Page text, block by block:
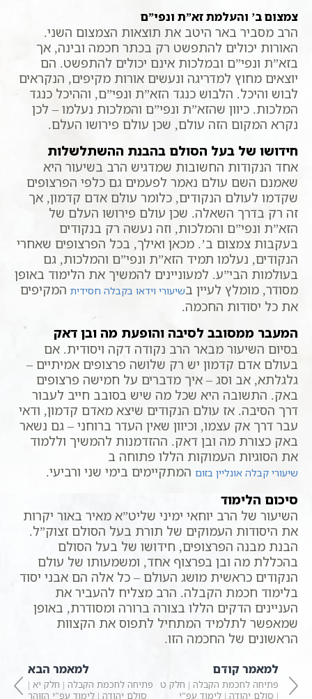
צמצום ב’ והעלמת זא”ת ונפי”ם
הרב מסביר באר היטב את תוצאות הצמצום השני.
האורות יכולים להתפשט רק בכתר חכמה ובינה, אך
בזא”ת ונפי”ם ובמלכות אינם יכולים להתפשט. הם
יוצאים מחוץ למדריגה ונעשים אורות מקיפים, הנקראים
לבוש והיכל. הלבוש כנגד הזא”ת ונפי”ם, וההיכל כנגד
המלכות. כיוון שהזא”ת ונפי”ם והמלכות נעלמו – לכן
נקרא המקום הזה עולם, שכן עולם פירושו העלם.
חידושו של בעל הסולם בהבנת ההשתלשלות
אחד הנקודות החשובות שמדגיש הרב בשיעור היא
שאמנם השם עולם נאמר לפעמים גם כלפי הפרצופים
שקדמו לעולם הנקודים, כלומר עולם אדם קדמון, אך
זה רק בדרך השאלה. שכן עולם פירושו העלם של
הזא”ת ונפי”ם והמלכות, וזה נעשה רק בנקודים
בעקבות צמצום ב’. מכאן ואילך, בכל הפרצופים שאחרי
הנקודים, נעלמו תמיד הזא”ת ונפי”ם והמלכות, גם
בעולמות הבי”ע. למעוניינים להמשיך את הלימוד באופן
מסודר, מומלץ לעיין בשיעורי וידאו בקבלה חסידית המקיפים
את כל יסודות החכמה.
המעבר ממסובב לסיבה והופעת מה ובן דאק
בסיום השיעור מבאר הרב נקודה דקה ויסודית. אם
בעולם אדם קדמון יש רק שלושה פרצופים אמיתיים –
גלגלתא, אב וסג – איך מדברים על חמישה פרצופים
באק. התשובה היא שכל מה שיש בסובב חייב לעבור
דרך הסיבה. אז עולם הנקודים שיצא מאדם קדמון, ודאי
עבר דרך אק עצמו, וכיוון שאין העדר ברוחני – גם נשאר
באק כצורת מה ובן דאק. ההזדמנות להמשיך וללמוד
את הסוגיות העמוקות הללו פתוחה ב
שיעורי קבלה אונליין בזום המתקיימים בימי שני ורביעי.
סיכום הלימוד
השיעור של הרב יוחאי ימיני שליט”א מאיר באור יקרות
את היסודות העמוקים של תורת בעל הסולם זצוק”ל.
הבנת מבנה הפרצופים, חידושו של בעל הסולם
בהכללת מה ובן בפרצוף אחד, ומשמעותו של עולם
הנקודים כראשית מושג העולם – כל אלה הם אבני יסוד
בלימוד חכמת הקבלה. הרב מצליח להעביר את
העניינים הדקים הללו בצורה ברורה ומסודרת, באופן
שמאפשר לתלמיד המתחיל לתפוס את הקצוות
הראשונים של החכמה הזו.
למאמר קודם
פתיחה לחכמת הקבלה | חלק ט
| סולם יהודה | לימוד עפ”י
למאמר הבא
פתיחה לחכמת הקבלה | חלק יא |
סולם יהודה | לימוד עפ”י הזוהר